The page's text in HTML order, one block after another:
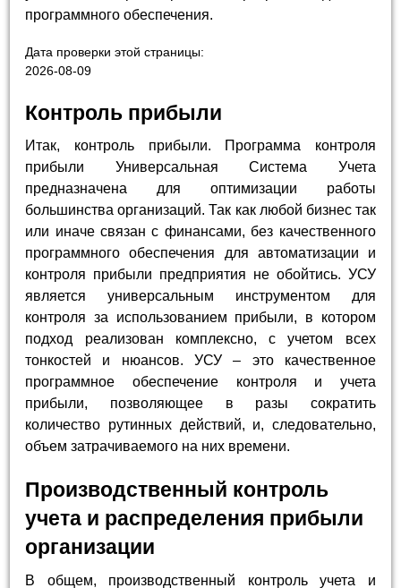
программного обеспечения.
Дата проверки этой страницы:
2026-08-09
Контроль прибыли
Итак, контроль прибыли. Программа контроля
прибыли Универсальная Система Учета
предназначена для оптимизации работы
большинства организаций. Так как любой бизнес так
или иначе связан с финансами, без качественного
программного обеспечения для автоматизации и
контроля прибыли предприятия не обойтись. УСУ
является универсальным инструментом для
контроля за использованием прибыли, в котором
подход реализован комплексно, с учетом всех
тонкостей и нюансов. УСУ – это качественное
программное обеспечение контроля и учета
прибыли, позволяющее в разы сократить
количество рутинных действий, и, следовательно,
объем затрачиваемого на них времени.
Производственный контроль
учета и распределения прибыли
организации
В общем, производственный контроль учета и